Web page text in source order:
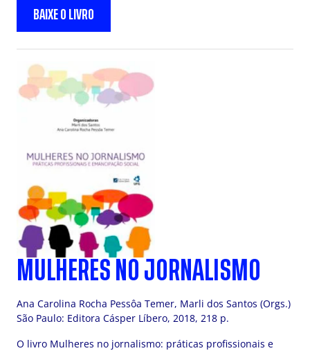
BAIXE O LIVRO
MULHERES NO JORNALISMO
Ana Carolina Rocha Pessôa Temer, Marli dos Santos (Orgs.)
São Paulo: Editora Cásper Líbero, 2018, 218 p.
O livro Mulheres no jornalismo: práticas profissionais e